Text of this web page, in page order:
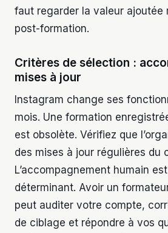
faut regarder la valeur ajoutée
post-formation.
Critères de sélection :
mises à jour
Instagram change ses
mois. Une formation
est obsolète. Vérifiez que
des mises à jour régulières du
L’accompagnement humain
déterminant. Avoir un
peut auditer votre compte,
de ciblage et répondre à vos